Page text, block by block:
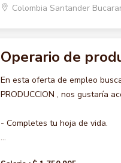
Colombia Santander
Operario de
En esta oferta de empleo
PRODUCCION , nos gustaría
- Completes tu hoja de vida.
...